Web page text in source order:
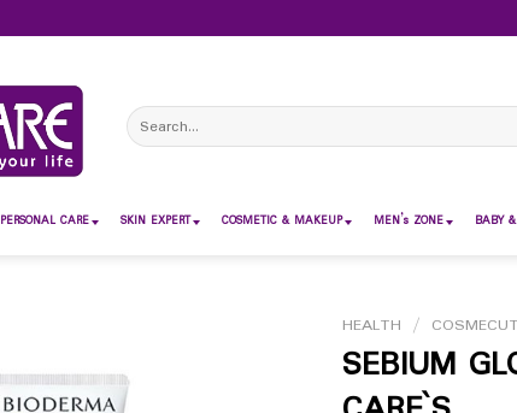
Search
for:
PERSONAL CARE SKIN EXPERT COSMETIC & MAKEUP MEN’s ZONE BABY
HEALTH /
SEBIUM